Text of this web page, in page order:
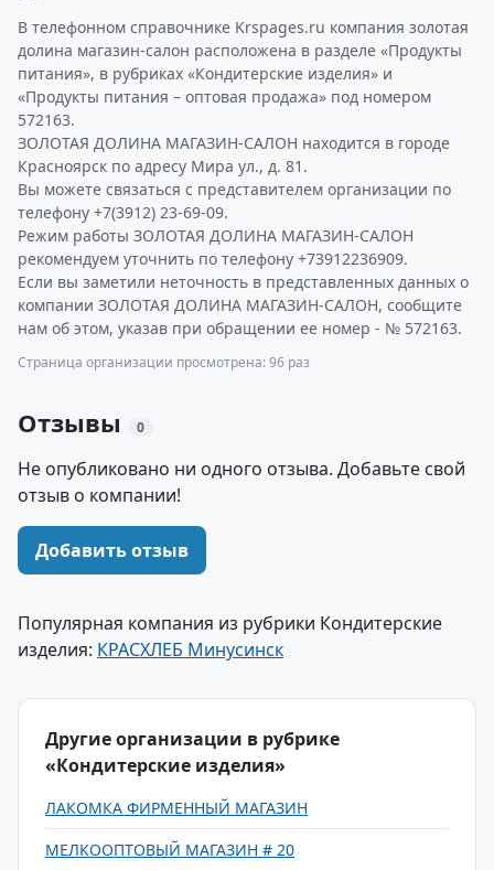
В телефонном справочнике Krspages.ru компания золотая
долина магазин-салон расположена в разделе «Продукты
питания», в рубриках «Кондитерские изделия» и
«Продукты питания – оптовая продажа» под номером
572163.
ЗОЛОТАЯ ДОЛИНА МАГАЗИН-САЛОН находится в городе
Красноярск по адресу Мира ул., д. 81.
Вы можете связаться с представителем организации по
телефону +7(3912) 23-69-09.
Режим работы ЗОЛОТАЯ ДОЛИНА МАГАЗИН-САЛОН
рекомендуем уточнить по телефону +73912236909.
Если вы заметили неточность в представленных данных о
компании ЗОЛОТАЯ ДОЛИНА МАГАЗИН-САЛОН, сообщите
нам об этом, указав при обращении ее номер - № 572163.
Страница организации просмотрена: 96 раз
Отзывы 0
Не опубликовано ни одного отзыва. Добавьте свой
отзыв о компании!
Добавить отзыв
Популярная компания из рубрики Кондитерские
изделия: КРАСХЛЕБ Минусинск
Другие организации в рубрике
«Кондитерские изделия»
ЛАКОМКА ФИРМЕННЫЙ МАГАЗИН
МЕЛКООПТОВЫЙ МАГАЗИН # 20